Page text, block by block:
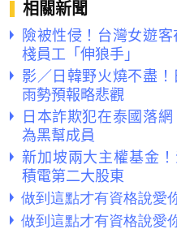
相關新聞
險被性侵！台灣女遊
棧員工「伸狼手」
影／日韓野火燒不盡
雨勢預報略悲觀
日本詐欺犯在泰國落
為黑幫成員
新加坡兩大主權基金
積電第二大股東